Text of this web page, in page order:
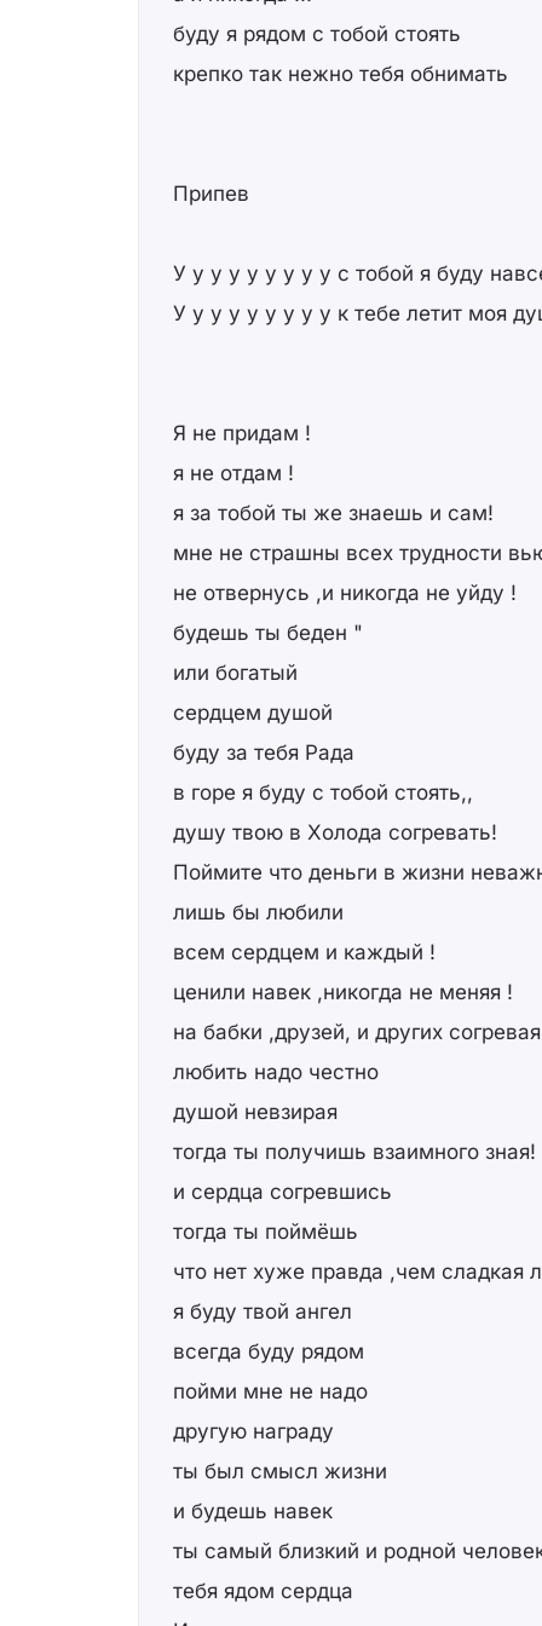
буду я рядом с тобой стоять
крепко так нежно тебя обнимать
Припев
У у у у у у у у у с тобой я буду
У у у у у у у у у к тебе летит моя
Я не придам !
я не отдам !
я за тобой ты же знаешь и сам!
мне не страшны всех трудности
не отвернусь ,и никогда не уйду !
будешь ты беден "
или богатый
сердцем душой
буду за тебя Рада
в горе я буду с тобой стоять,,
душу твою в Холода согревать!
Поймите что деньги в жизни
лишь бы любили
всем сердцем и каждый !
ценили навек ,никогда не меняя !
на бабки ,друзей, и других
любить надо честно
душой невзирая
тогда ты получишь взаимного зная!
и сердца согревшись
тогда ты поймёшь
что нет хуже правда ,чем сладкая
я буду твой ангел
всегда буду рядом
пойми мне не надо
другую награду
ты был смысл жизни
и будешь навек
ты самый близкий и родной
тебя ядом сердца